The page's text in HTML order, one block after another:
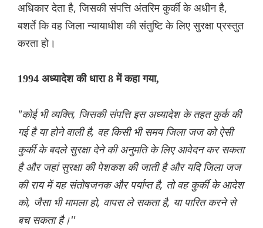
अधिकार देता है, जिसकी संपत्ति अंतरिम कुर्की के अधीन है,
बशर्ते कि वह जिला न्यायाधीश की संतुष्टि के लिए सुरक्षा प्रस्तुत
करता हो।
1994 अध्यादेश की धारा 8 में कहा गया,
"कोई भी व्यक्ति, जिसकी संपत्ति इस अध्यादेश के तहत कुर्क की
गई है या होने वाली है, वह किसी भी समय जिला जज को ऐसी
कुर्की के बदले सुरक्षा देने की अनुमति के लिए आवेदन कर सकता
है और जहां सुरक्षा की पेशकश की जाती है और यदि जिला जज
की राय में यह संतोषजनक और पर्याप्त है, तो वह कुर्की के आदेश
को, जैसा भी मामला हो, वापस ले सकता है, या पारित करने से
बच सकता है।''